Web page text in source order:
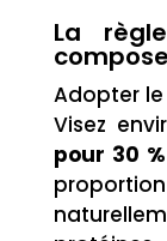
La
Adopter
Visez
pour 30